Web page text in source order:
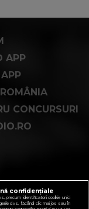
APP
CONCURSURI
confidențiale
precum identificatorii cookie unici
dvs. făcând clic mai jos sau în